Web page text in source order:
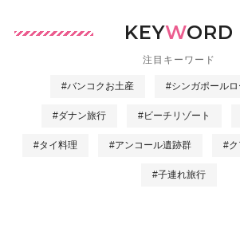
KEYWORD
注目キーワード
#バンコクお土産 #シンガポール
#ダナン旅行 #ビーチリゾート
#タイ料理 #アンコール遺跡群 #ク
#子連れ旅行